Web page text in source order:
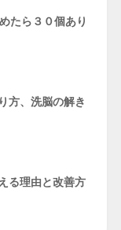
たら３０個あり
方、洗脳の解き
る理由と改善方